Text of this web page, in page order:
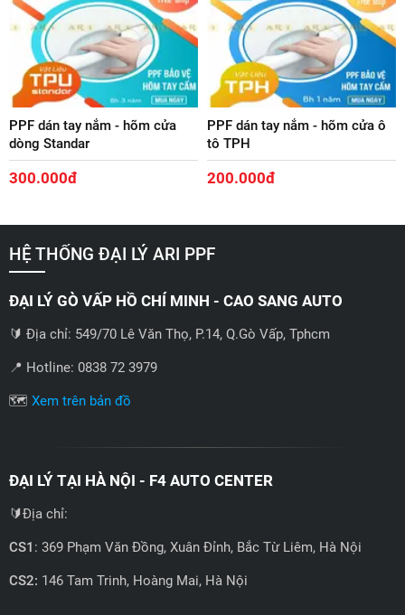
PPF dán tay nắm - hõm cửa
dòng Standar
300.000đ
PPF dán tay nắm - hõm cửa ô
tô TPH
200.000đ
HỆ THỐNG ĐẠI LÝ ARI PPF
ĐẠI LÝ GÒ VẤP HỒ CHÍ MINH - CAO SANG AUTO
🔰 Địa chỉ: 549/70 Lê Văn Thọ, P.14, Q.Gò Vấp, Tphcm
📍 Hotline: 0838 72 3979
🗺️ Xem trên bản đồ
ĐẠI LÝ TẠI HÀ NỘI - F4 AUTO CENTER
🔰Địa chỉ:
CS1 : 369 Phạm Văn Đồng, Xuân Đỉnh, Bắc Từ Liêm, Hà Nội
CS2: 146 Tam Trinh, Hoàng Mai, Hà Nội